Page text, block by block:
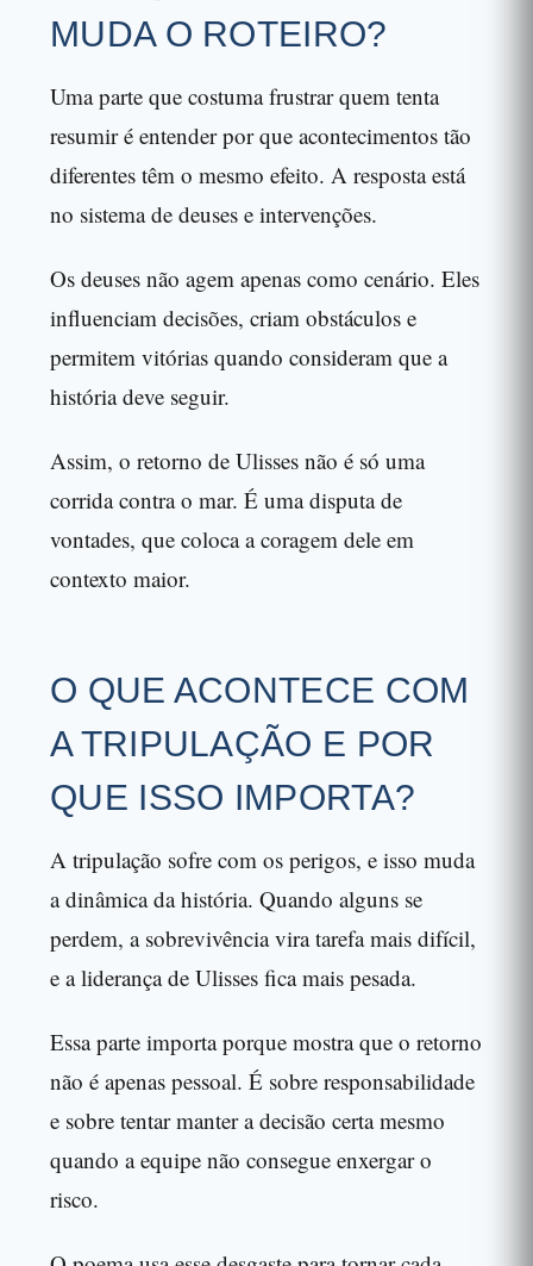
MUDA O ROTEIRO?
Uma parte que costuma frustrar quem tenta
resumir é entender por que acontecimentos tão
diferentes têm o mesmo efeito. A resposta está
no sistema de deuses e intervenções.
Os deuses não agem apenas como cenário. Eles
influenciam decisões, criam obstáculos e
permitem vitórias quando consideram que a
história deve seguir.
Assim, o retorno de Ulisses não é só uma
corrida contra o mar. É uma disputa de
vontades, que coloca a coragem dele em
contexto maior.
O QUE ACONTECE COM
A TRIPULAÇÃO E POR
QUE ISSO IMPORTA?
A tripulação sofre com os perigos, e isso muda
a dinâmica da história. Quando alguns se
perdem, a sobrevivência vira tarefa mais difícil,
e a liderança de Ulisses fica mais pesada.
Essa parte importa porque mostra que o retorno
não é apenas pessoal. É sobre responsabilidade
e sobre tentar manter a decisão certa mesmo
quando a equipe não consegue enxergar o
risco.